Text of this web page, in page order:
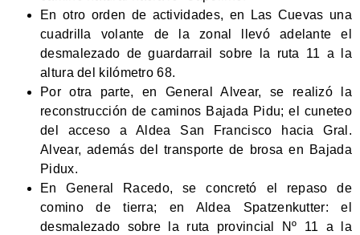
En otro orden de actividades, en Las Cuevas una
cuadrilla volante de la zonal llevó adelante el
desmalezado de guardarrail sobre la ruta 11 a la
altura del kilómetro 68.
Por otra parte, en General Alvear, se realizó la
reconstrucción de caminos Bajada Pidu; el cuneteo
del acceso a Aldea San Francisco hacia Gral.
Alvear, además del transporte de brosa en Bajada
Pidux.
En General Racedo, se concretó el repaso de
comino de tierra; en Aldea Spatzenkutter: el
desmalezado sobre la ruta provincial Nº 11 a la